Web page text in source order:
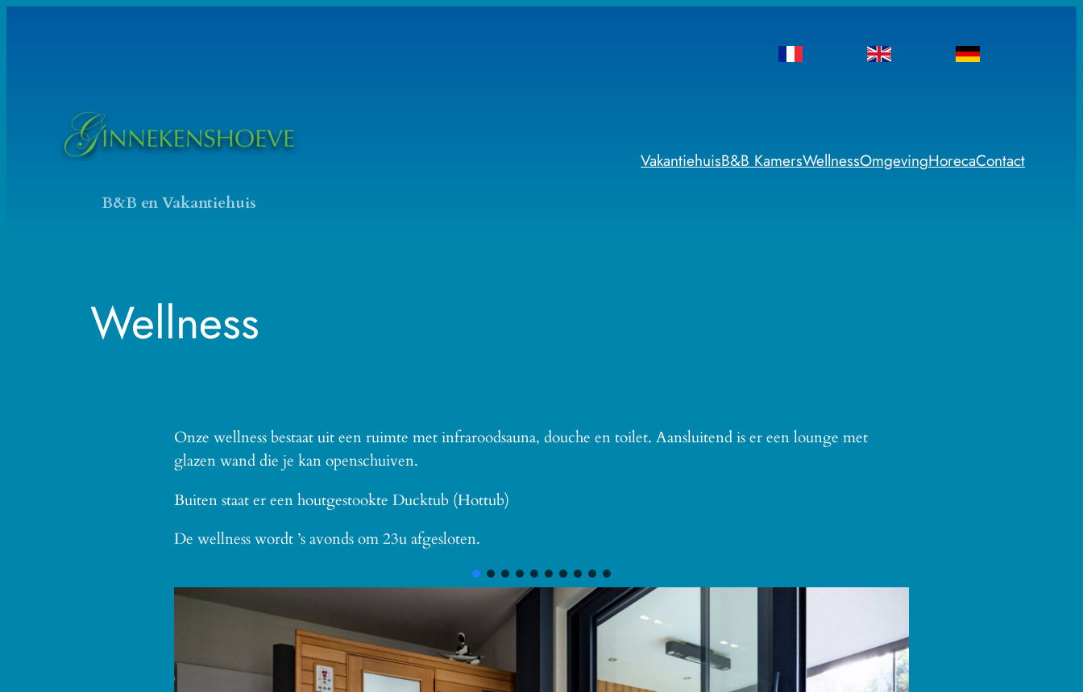
B&B en Vakantiehuis
VakantiehuisB&B KamersWellnessOmgevingHorecaContact
Wellness
Onze wellness bestaat uit een ruimte met infraroodsauna, douche en toilet. Aansluitend is er een lounge met
glazen wand die je kan openschuiven.
Buiten staat er een houtgestookte Ducktub (Hottub)
De wellness wordt ’s avonds om 23u afgesloten.